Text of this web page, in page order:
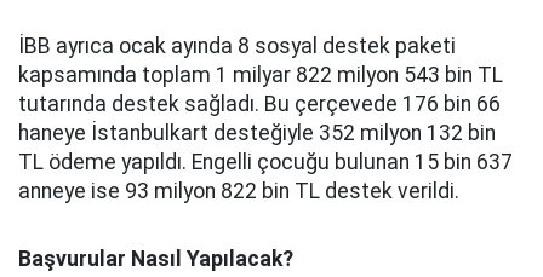
İBB ayrıca ocak ayında 8 sosyal destek paketi
kapsamında toplam 1 milyar 822 milyon 543 bin TL
tutarında destek sağladı. Bu çerçevede 176 bin 66
haneye İstanbulkart desteğiyle 352 milyon 132 bin
TL ödeme yapıldı. Engelli çocuğu bulunan 15 bin 637
anneye ise 93 milyon 822 bin TL destek verildi.
Başvurular Nasıl Yapılacak?